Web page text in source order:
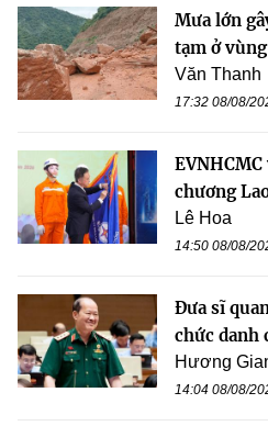
Mưa lớn
tạm ở
Văn Thanh
17:32 08/08/
chương
Lê Hoa
14:50 08/08/
Đưa sĩ
chức danh
Hương
14:04 08/08/